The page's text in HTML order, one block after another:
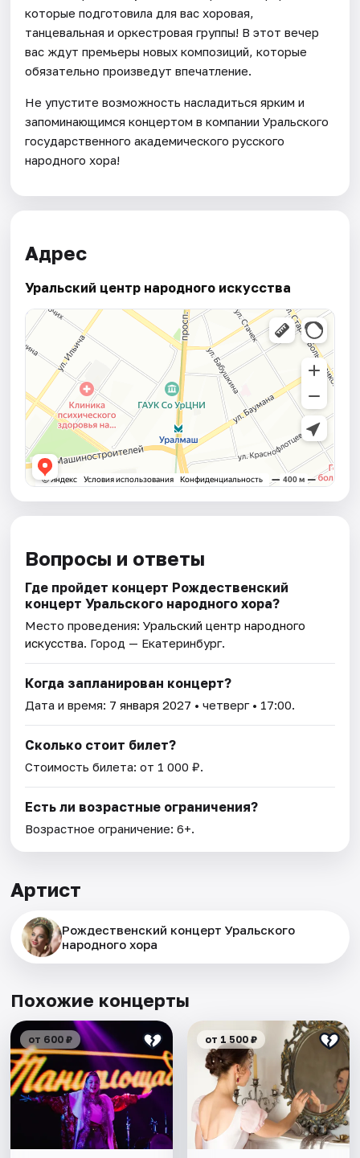
которые подготовила для вас хоровая,
танцевальная и оркестровая группы! В этот вечер
вас ждут премьеры новых композиций, которые
обязательно произведут впечатление.
Не упустите возможность насладиться ярким и
запоминающимся концертом в компании Уральского
государственного академического русского
народного хора!
Адрес
Уральский центр народного искусства
Вопросы и ответы
Где пройдет концерт Рождественский
концерт Уральского народного хора?
Место проведения:Уральский центр народного
искусства. Город — Екатеринбург.
Когда запланирован концерт?
Дата и время: 7 января 2027 • четверг • 17:00.
Сколько стоит билет?
Стоимость билета: от 1 000 ₽.
Есть ли возрастные ограничения?
Возрастное ограничение: 6+.
Артист
Рождественский концерт Уральского
народного хора
Похожие концерты
от 600 ₽ от 1 500 ₽